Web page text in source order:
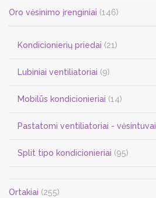
Oro vėsinimo įrenginiai (146)
Kondicionierių priedai (21)
Lubiniai ventiliatoriai (9)
Mobilūs kondicionieriai (14)
Pastatomi ventiliatoriai - vėsintuvai
Split tipo kondicionieriai (95)
Ortakiai (255)